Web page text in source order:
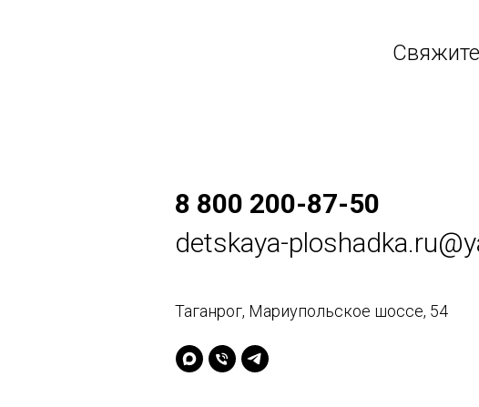
8 800 200-87-50
detskaya-
Таганрог, Мариупольское шоссе, 54